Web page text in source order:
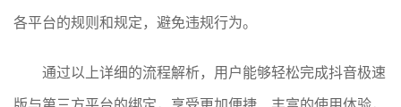
各平台的规则和规定，避免违规行为。
通过以上详细的流程解析，用户能够轻松完成抖音极速